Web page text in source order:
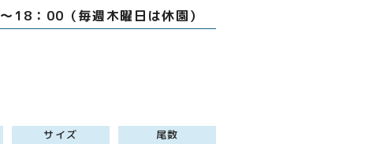
18：00（毎週木曜日は休園）
サイズ 尾数